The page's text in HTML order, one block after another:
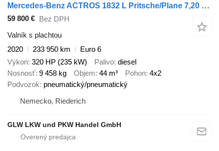
Mercedes-Benz ACTROS 1832 L Pritsche/Plane 7,20 m LBW 1,5 T
59 800 € Bez DPH
Valník s plachtou
2020
233 950 km
Euro 6
Výkon 320 HP (235 kW) Palivo diesel
Nosnosť 9 458 kg Objem 44 m³ Pohon 4x2
Podvozok pneumatický/pneumatický
Nemecko, Riederich
GLW LKW und PKW Handel GmbH